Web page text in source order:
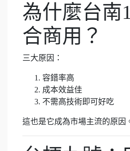
為什麼台南
合商用？
三大原因：
容錯率高
成本效益佳
不需高技術即可好吃
這也是它成為市場主流的原因